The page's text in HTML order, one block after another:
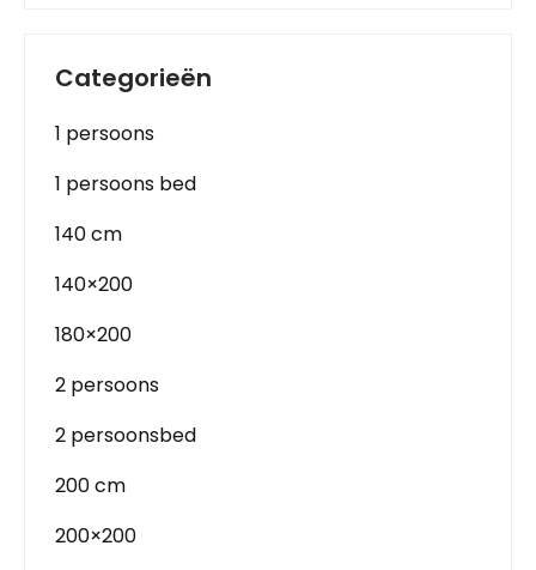
Categorieën
1 persoons
1 persoons bed
140 cm
140×200
180×200
2 persoons
2 persoonsbed
200 cm
200×200